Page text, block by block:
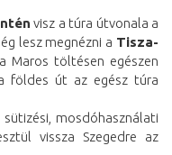
visz a túra útvonala a
lesz megnézni a Tisza-
Maros töltésen egészen
földes út az egész túra
mosdóhasználati
vissza Szegedre az